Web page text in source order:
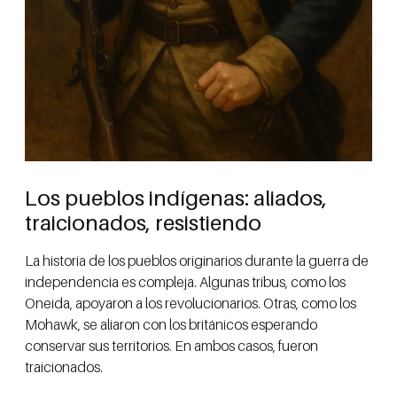
Los pueblos indígenas: aliados,
traicionados, resistiendo
La historia de los pueblos originarios durante la guerra de
independencia es compleja. Algunas tribus, como los
Oneida, apoyaron a los revolucionarios. Otras, como los
Mohawk, se aliaron con los británicos esperando
conservar sus territorios. En ambos casos, fueron
traicionados.